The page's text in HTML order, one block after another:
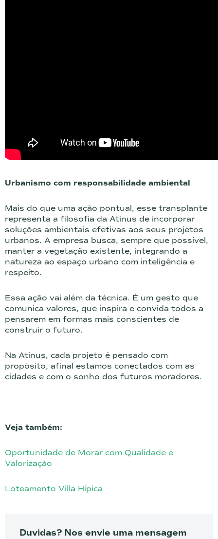
Urbanismo com responsabilidade ambiental
Mais do que uma ação pontual, esse transplante
representa a filosofia da Atinus de incorporar
soluções ambientais efetivas aos seus projetos
urbanos. A empresa busca, sempre que possível,
manter a vegetação existente, integrando a
natureza ao espaço urbano com inteligência e
respeito.
Essa ação vai além da técnica. É um gesto que
comunica valores, que inspira e convida todos a
pensarem em formas mais conscientes de
construir o futuro.
Na Atinus, cada projeto é pensado com
propósito, afinal estamos conectados com as
cidades e com o sonho dos futuros moradores.
Veja também:
Oportunidade de Morar com Qualidade e
Valorização
Loteamento Villa Hípica
Duvidas? Nos envie uma mensagem